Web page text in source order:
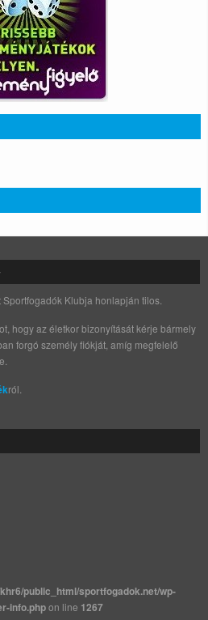
Klubja honlapján tilos.
hogy az életkor bizonyítását kérje bármely
forgó személy fiókját, amíg megfelelő
ról.
public_html/sportfogadok.net/wp-
info.phpon line 1267